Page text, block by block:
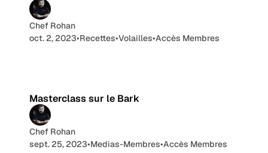
Chef Rohan
oct. 2, 2023•Recettes•Volailles•Accès Membres
Masterclass sur le Bark
Chef Rohan
sept. 25, 2023•Medias-Membres•Accès Membres